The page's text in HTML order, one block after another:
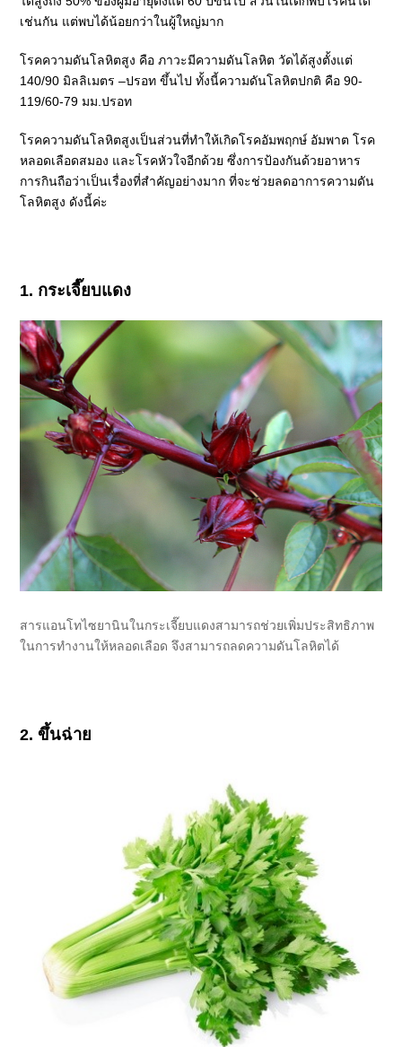
เช่นกัน แต่พบได้น้อยกว่าในผู้ใหญ่มาก
โรคความดันโลหิตสูง คือ ภาวะมีความดันโลหิต วัดได้สูงตั้งแต่
140/90 มิลลิเมตร –ปรอท ขึ้นไป ทั้งนี้ความดันโลหิตปกติ คือ 90-
119/60-79 มม.ปรอท
โรคความดันโลหิตสูงเป็นส่วนที่ทําให้เกิดโรคอัมพฤกษ์ อัมพาต โรค
หลอดเลือดสมอง และโรคหัวใจอีกด้วย ซึ่งการป้องกันด้วยอาหาร
การกินถือว่าเป็นเรื่องที่สำคัญอย่างมาก ที่จะช่วยลดอาการความดัน
โลหิตสูง ดังนี้ค่ะ
1. กระเจี๊ยบแดง
สารแอนโทไซยานินในกระเจี๊ยบแดงสามารถช่วยเพิ่มประสิทธิภาพ
ในการทำงานให้หลอดเลือด จึงสามารถลดความดันโลหิตได้
2. ขึ้นฉ่าย